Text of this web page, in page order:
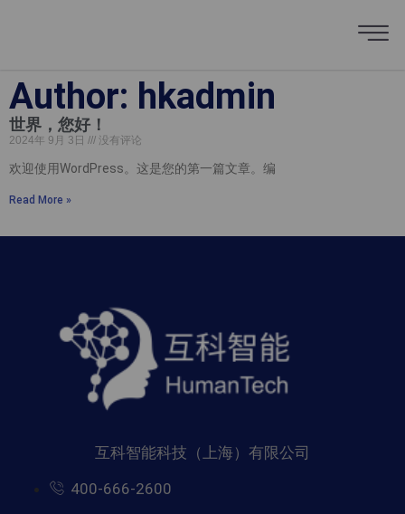
Author: hkadmin
世界，您好！
2024年 9月 3日 没有评论
欢迎使用WordPress。这是您的第一篇文章。编
Read More »
互科智能科技（上海）有限公司
400-666-2600